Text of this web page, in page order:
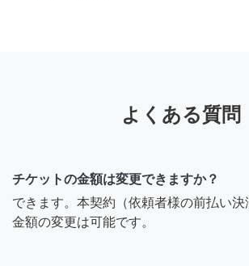
よくある質問
チケットの金額は変更できますか？
できます。本契約（依頼者様の前払い決
金額の変更は可能です。